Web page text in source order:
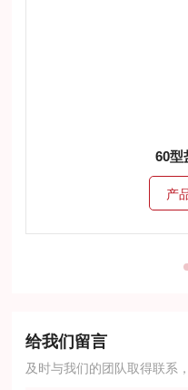
60型
产
给我们留言
及时与我们的团队取得联系